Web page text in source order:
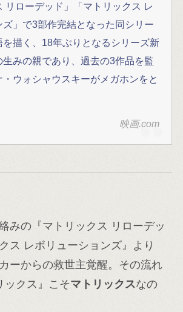
リローデッド」「マトリックス レ
ズ」で3部作完結となった同シリー
を描く、18年ぶりとなるシリーズ新
みの親であり、過去の3作品を監
ウォシャウスキーがメガホンをと
映画.com
みの『マトリックス リローデッ
ス レボリューションズ』より
ーからの救世主覚醒。その流れ
ックス』こそマトリックスなの